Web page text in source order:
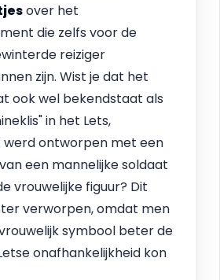
over het
die zelfs voor de
reiziger
zijn. Wist je dat het
ook wel bekendstaat als
in het Lets,
werd ontworpen met een
een mannelijke soldaat
vrouwelijke figuur? Dit
verworpen, omdat men
symbool beter de
onafhankelijkheid kon